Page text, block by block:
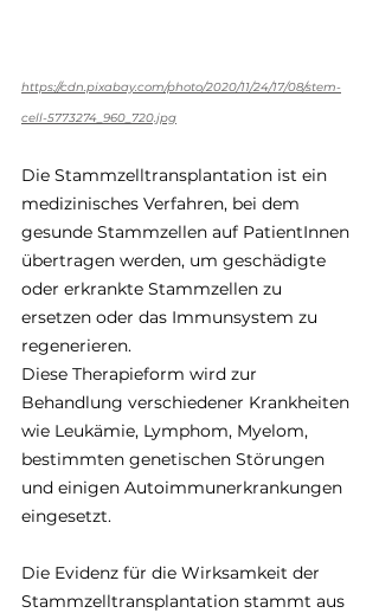
https://cdn.pixabay.com/photo/2020/11/24/17/08/stem-
cell-5773274_960_720.jpg
Die Stammzelltransplantation ist ein
medizinisches Verfahren, bei dem
gesunde Stammzellen auf PatientInnen
übertragen werden, um geschädigte
oder erkrankte Stammzellen zu
ersetzen oder das Immunsystem zu
regenerieren.
Diese Therapieform wird zur
Behandlung verschiedener Krankheiten
wie Leukämie, Lymphom, Myelom,
bestimmten genetischen Störungen
und einigen Autoimmunerkrankungen
eingesetzt.
Die Evidenz für die Wirksamkeit der
Stammzelltransplantation stammt aus